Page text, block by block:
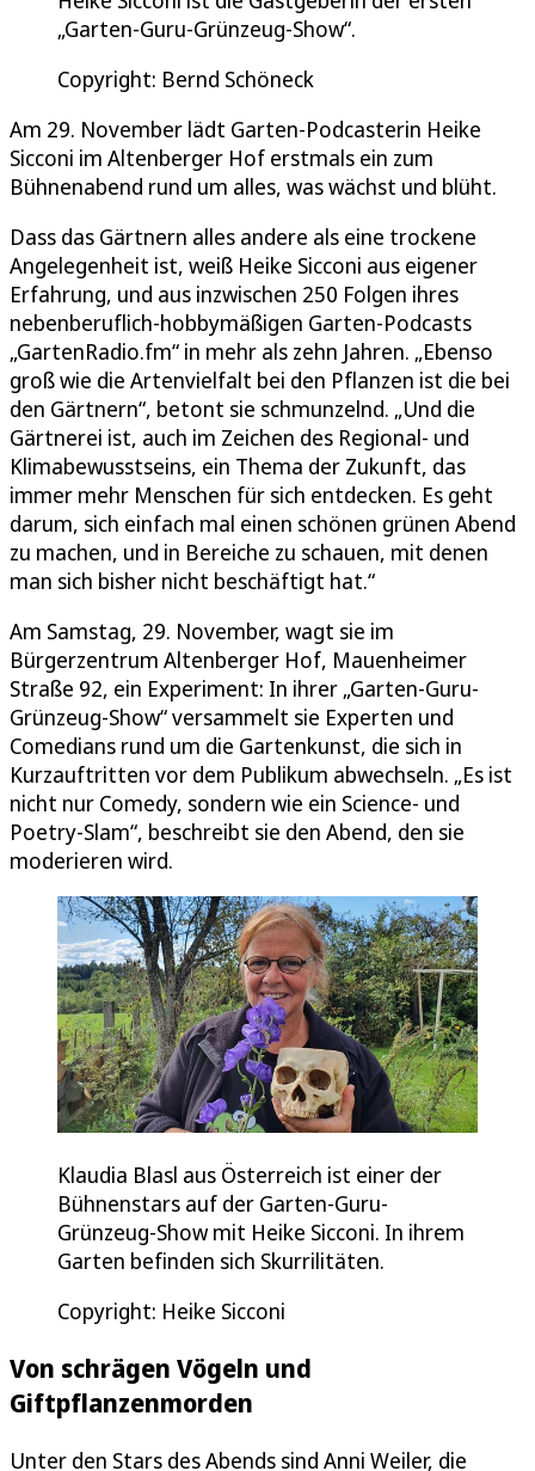
„Garten-Guru-Grünzeug-Show“.
Copyright: Bernd Schöneck
Am 29. November lädt Garten-Podcasterin Heike
Sicconi im Altenberger Hof erstmals ein zum
Bühnenabend rund um alles, was wächst und blüht.
Dass das Gärtnern alles andere als eine trockene
Angelegenheit ist, weiß Heike Sicconi aus eigener
Erfahrung, und aus inzwischen 250 Folgen ihres
nebenberuflich-hobbymäßigen Garten-Podcasts
„GartenRadio.fm“ in mehr als zehn Jahren. „Ebenso
groß wie die Artenvielfalt bei den Pflanzen ist die bei
den Gärtnern“, betont sie schmunzelnd. „Und die
Gärtnerei ist, auch im Zeichen des Regional- und
Klimabewusstseins, ein Thema der Zukunft, das
immer mehr Menschen für sich entdecken. Es geht
darum, sich einfach mal einen schönen grünen Abend
zu machen, und in Bereiche zu schauen, mit denen
man sich bisher nicht beschäftigt hat.“
Am Samstag, 29. November, wagt sie im
Bürgerzentrum Altenberger Hof, Mauenheimer
Straße 92, ein Experiment: In ihrer „Garten-Guru-
Grünzeug-Show“ versammelt sie Experten und
Comedians rund um die Gartenkunst, die sich in
Kurzauftritten vor dem Publikum abwechseln. „Es ist
nicht nur Comedy, sondern wie ein Science- und
Poetry-Slam“, beschreibt sie den Abend, den sie
moderieren wird.
Klaudia Blasl aus Österreich ist einer der
Bühnenstars auf der Garten-Guru-
Grünzeug-Show mit Heike Sicconi. In ihrem
Garten befinden sich Skurrilitäten.
Copyright: Heike Sicconi
Von schrägen Vögeln und
Giftpflanzenmorden
Unter den Stars des Abends sind Anni Weiler, die